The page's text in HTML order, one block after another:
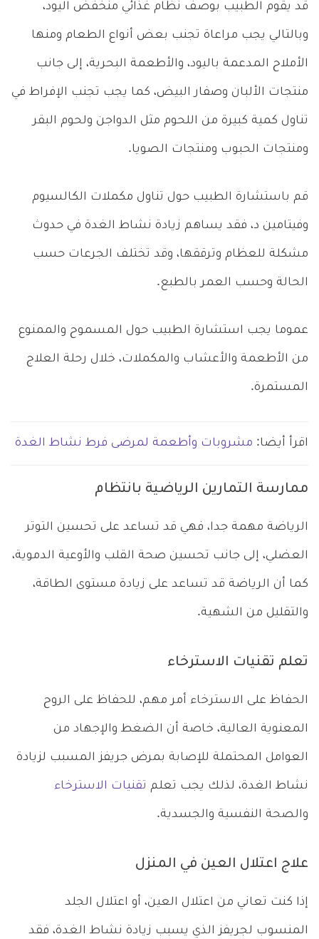
قد يقوم الطبيب بوصف نظام غذائي منخفض اليود،
وبالتالي يجب مراعاة تجنب بعض أنواع الطعام ومنها
الأملاح المدعمة باليود، والأطعمة البحرية، إلى جانب
منتجات الألبان وصفار البيض، كما يجب تجنب الإفراط في
تناول كمية كبيرة من اللحوم مثل الدواجن ولحوم البقر
ومنتجات الحبوب ومنتجات الصويا.
قم باستشارة الطبيب حول تناول مكملات الكالسيوم
وفيتامين د، فقد يساهم زيادة نشاط الغدة في حدوث
مشكلة للعظام وترققها، وقد تختلف الجرعات حسب
الحالة وحسب العمر بالطبع.
عموما يجب استشارة الطبيب حول المسموح والممنوع
من الأطعمة والأعشاب والمكملات، خلال رحلة العلاج
المستمرة.
اقرأ أيضا: مشروبات وأطعمة لمرضى فرط نشاط الغدة
ممارسة التمارين الرياضية بانتظام
الرياضة مهمة جدا، فهي قد تساعد على تحسين التوتر
العضلي، إلى جانب تحسين صحة القلب والأوعية الدموية،
كما أن الرياضة قد تساعد على زيادة مستوى الطاقة،
والتقليل من الشهية.
تعلم تقنيات الاسترخاء
الحفاظ على الاسترخاء أمر مهم، للحفاظ على الروح
المعنوية العالية، خاصة أن الضغط والإجهاد من
العوامل المحتملة للإصابة بمرض جريفز المسبب لزيادة
نشاط الغدة، لذلك يجب تعلم تقنيات الاسترخاء
والصحة النفسية والجسدية.
علاج اعتلال العين في المنزل
إذا كنت تعاني من اعتلال العين، أو اعتلال الجلد
المنسوب لجريفز الذي يسبب زيادة نشاط الغدة، فقد